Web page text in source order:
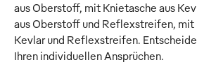
aus Oberstoff, mit Knietasche aus
aus Oberstoff und Reflexstreifen, mit
Kevlar und Reflexstreifen.
Ihren individuellen Ansprüchen.